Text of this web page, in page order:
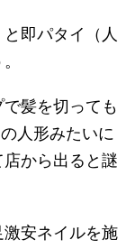
即パタイ（人
髪を切っても
人形みたいに
から出ると謎
安ネイルを施